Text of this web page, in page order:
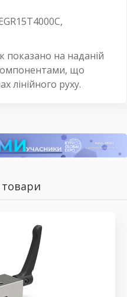
показано на наданій
що
лінійного руху.
товари